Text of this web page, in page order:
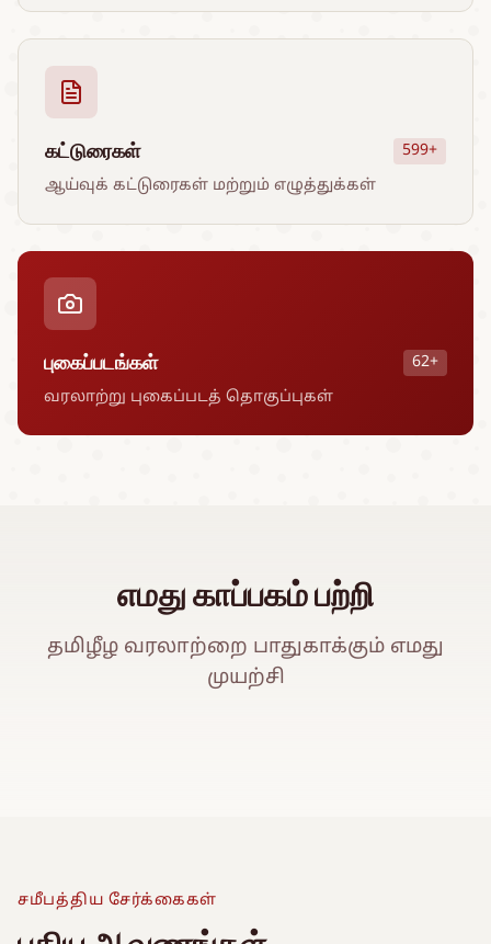
கட்டுரைகள்
599+
ஆய்வுக் கட்டுரைகள் மற்றும் எழுத்துக்கள்
புகைப்படங்கள்
62+
வரலாற்று புகைப்படத் தொகுப்புகள்
எமது காப்பகம் பற்றி
தமிழீழ வரலாற்றை பாதுகாக்கும் எமது
முயற்சி
Watch Promo Video
சமீபத்திய சேர்க்கைகள்